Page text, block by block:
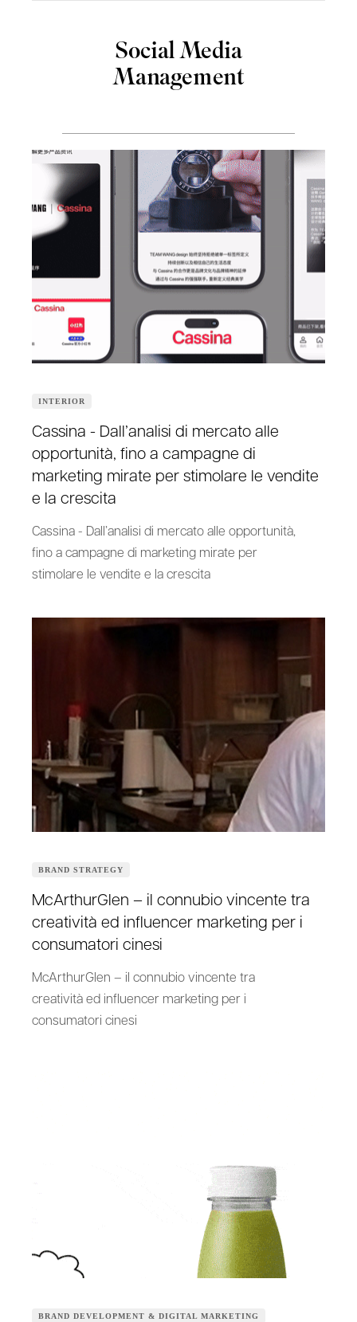
Social Media
Management
INTERIOR
Cassina - Dall’analisi di mercato alle
opportunità, fino a campagne di
marketing mirate per stimolare le vendite
e la crescita
Cassina - Dall’analisi di mercato alle opportunità,
fino a campagne di marketing mirate per
stimolare le vendite e la crescita
BRAND STRATEGY
McArthurGlen – il connubio vincente tra
creatività ed influencer marketing per i
consumatori cinesi
McArthurGlen – il connubio vincente tra
creatività ed influencer marketing per i
consumatori cinesi
BRAND DEVELOPMENT & DIGITAL MARKETING